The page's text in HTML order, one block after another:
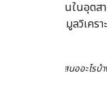
กรณีการใช้งานในอุตส
งของผู้ขับ ข้อมูลวิเคร
ต่ละรายการนำเสนออะไรบ้า